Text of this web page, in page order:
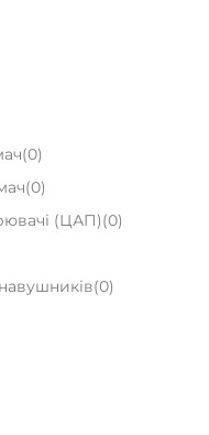
(0)
(0)
(ЦАП)(0)
(0)